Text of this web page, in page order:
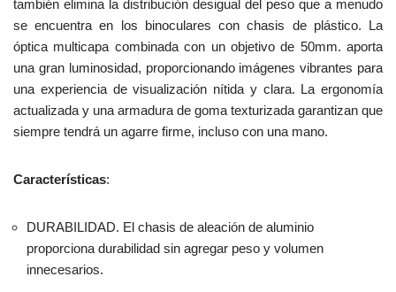
también elimina la distribución desigual del peso que a menudo
se encuentra en los binoculares con chasis de plástico. La
óptica multicapa combinada con un objetivo de 50mm. aporta
una gran luminosidad, proporcionando imágenes vibrantes para
una experiencia de visualización nítida y clara. La ergonomía
actualizada y una armadura de goma texturizada garantizan que
siempre tendrá un agarre firme, incluso con una mano.
Características:
DURABILIDAD. El chasis de aleación de aluminio
proporciona durabilidad sin agregar peso y volumen
innecesarios.